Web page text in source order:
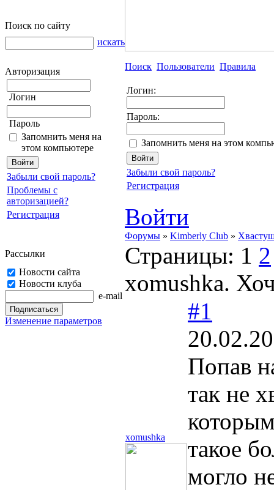
Поиск по сайту
искать
Авторизация
Логин
Пароль
Запомнить меня на
этом компьютере
Забыли свой пароль?
Проблемы с
авторизацией?
Регистрация
Рассылки
Новости сайта
Новости клуба
e-mail
Изменение параметров
Поиск Пользователи Правила
Логин:
Пароль:
Запомнить меня на этом
Забыли свой пароль?
Регистрация
Войти
Форумы » Kimberly Club »
Страницы: 1 2
xomushka.
xomushka
#1
Попав
так не
такое
могло